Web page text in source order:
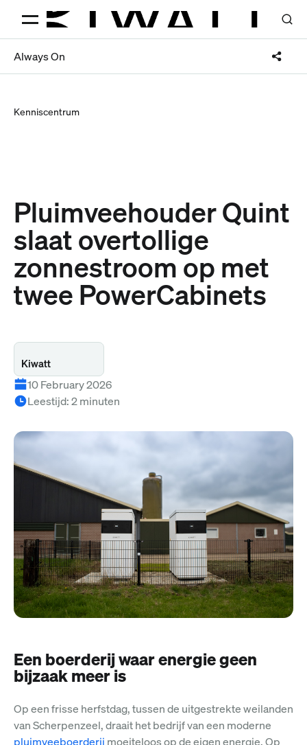
Always On
Kenniscentrum
Pluimveehouder Quint
slaat overtollige
zonnestroom op met
twee PowerCabinets
Kiwatt
10 February 2026
Leestijd:2minuten
Een boerderij waar energie geen
bijzaak meer is
Op een frisse herfstdag, tussen de uitgestrekte weilanden
van Scherpenzeel, draait het bedrijf van een moderne
pluimveeboerderij moeiteloos op de eigen energie. Op